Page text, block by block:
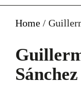
Home /
Sánchez